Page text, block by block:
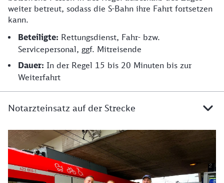
weiter betreut, sodass die S-Bahn ihre Fahrt fortsetzen
kann.
Beteiligte: Rettungsdienst, Fahr- bzw.
Servicepersonal, ggf. Mitreisende
Dauer: In der Regel 15 bis 20 Minuten bis zur
Weiterfahrt
Notarzteinsatz auf der Strecke
Details zu Notarzteinsatz auf der Strecke